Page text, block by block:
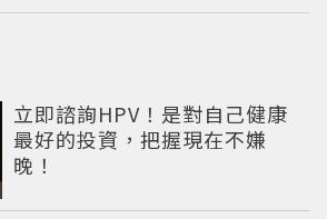
立即諮詢HPV！是對自己健康
最好的投資，把握現在不嫌
晚！